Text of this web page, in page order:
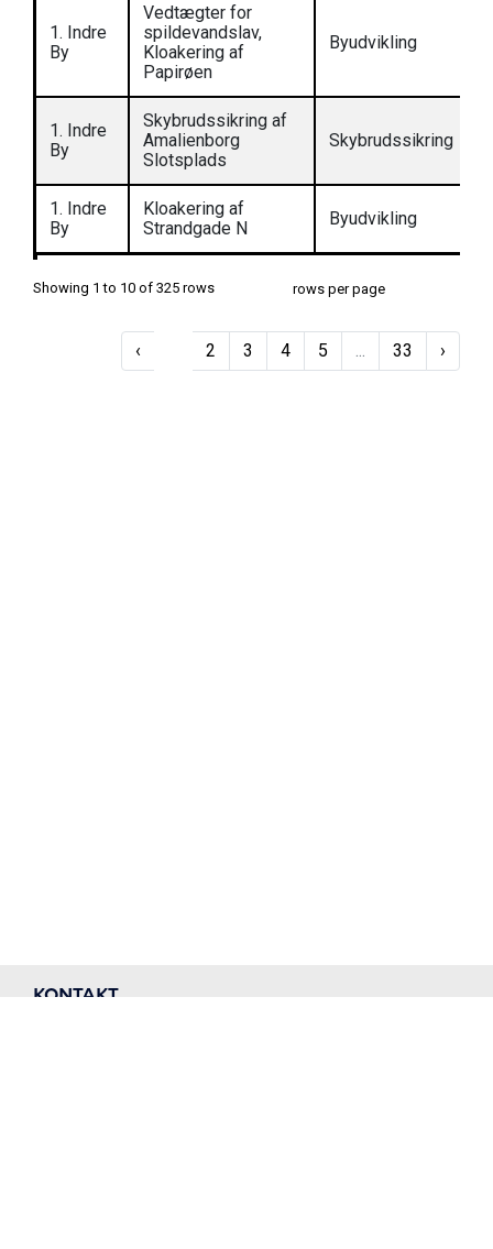
1. Indre
By
Vedtægter for
spildevandslav,
Kloakering af
Papirøen
Byudvikling
1. Indre
By
Skybrudssikring af
Amalienborg
Slotsplads
Skybrudssikring
1. Indre
By
Kloakering af
Strandgade N
Byudvikling
Showing 1 to 10 of 325 rows rows per page
‹ 2 3 4 5 33 ›
KONTAKT